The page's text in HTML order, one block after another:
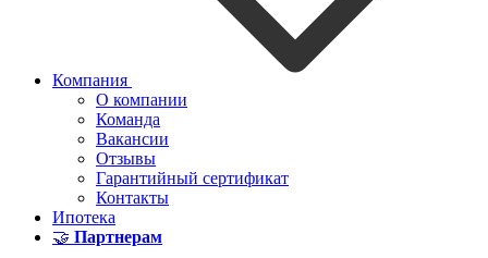
Компания
О компании
Команда
Вакансии
Отзывы
Гарантийный сертификат
Контакты
Ипотека
🤝 Партнерам